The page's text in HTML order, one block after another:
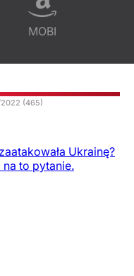
MOBI
(465)
Ukrainę?
to pytanie.